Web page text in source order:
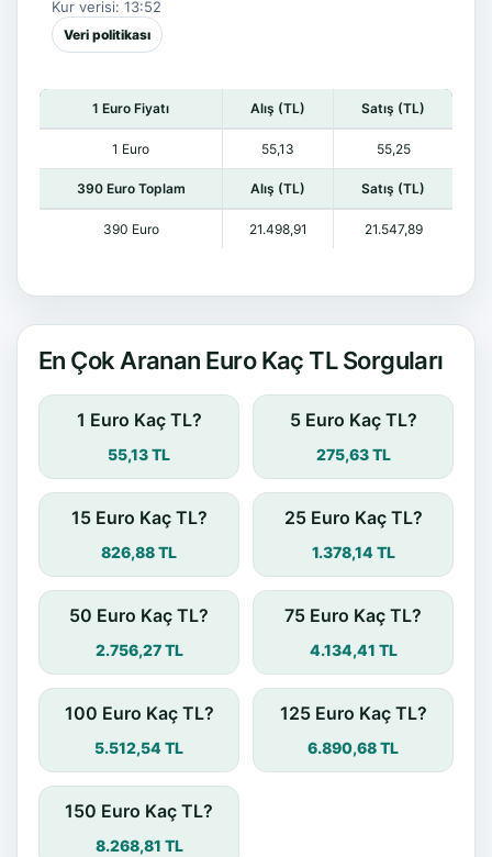
Kur verisi: 13:52
Veri politikası
1 Euro Fiyatı Alış (TL) Satış (TL)
1 Euro 55,13 55,25
390 Euro Toplam Alış (TL) Satış (TL)
390 Euro 21.498,91 21.547,89
En Çok Aranan Euro Kaç TL Sorguları
1 Euro Kaç TL?
55,13 TL
5 Euro Kaç TL?
275,63 TL
15 Euro Kaç TL?
826,88 TL
25 Euro Kaç TL?
1.378,14 TL
50 Euro Kaç TL?
2.756,27 TL
75 Euro Kaç TL?
4.134,41 TL
100 Euro Kaç TL?
5.512,54 TL
125 Euro Kaç TL?
6.890,68 TL
150 Euro Kaç TL?
8.268,81 TL